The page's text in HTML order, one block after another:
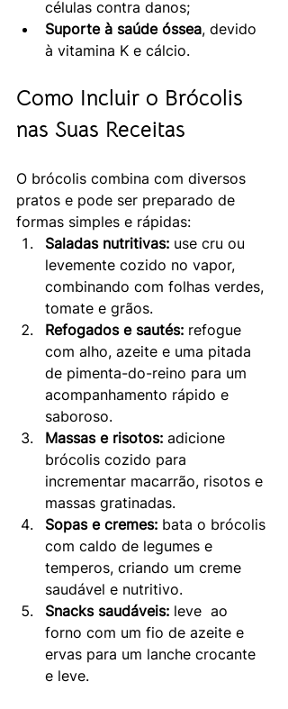
células contra danos;
Suporte à saúde óssea, devido
à vitamina K e cálcio.
Como Incluir o Brócolis
nas Suas Receitas
O brócolis combina com diversos
pratos e pode ser preparado de
formas simples e rápidas:
Saladas nutritivas: use cru ou
levemente cozido no vapor,
combinando com folhas verdes,
tomate e grãos.
Refogados e sautés: refogue
com alho, azeite e uma pitada
de pimenta-do-reino para um
acompanhamento rápido e
saboroso.
Massas e risotos: adicione
brócolis cozido para
incrementar macarrão, risotos e
massas gratinadas.
Sopas e cremes: bata o brócolis
com caldo de legumes e
temperos, criando um creme
saudável e nutritivo.
Snacks saudáveis: leve  ao
forno com um fio de azeite e
ervas para um lanche crocante
e leve.